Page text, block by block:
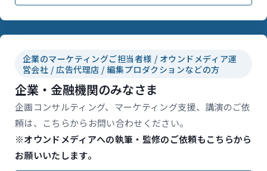
企業のマーケティングご担当者様 / オウンドメディア運
営会社 / 広告代理店 / 編集プロダクションなどの方
企業・金融機関のみなさま
企画コンサルティング、マーケティング支援、講演のご依
頼は、こちらからお問い合わせください。
※オウンドメディアへの執筆・監修のご依頼もこちらから
お願いいたします。